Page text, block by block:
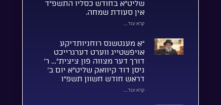
שליט”א בחודש כסליו התשפ”ד
אין סעודת שמחה.
קרא עוד...
“אַ מענטשנס רוחניותדיקע
אויפֿשטייג ווערט דערגרייכט
דורך דער מצווה פֿון ציצית”… ר’
ניסן דוד קיוואק שליט”א יום ב’
דראש חודש חשוון תשפ”ו
קרא עוד...